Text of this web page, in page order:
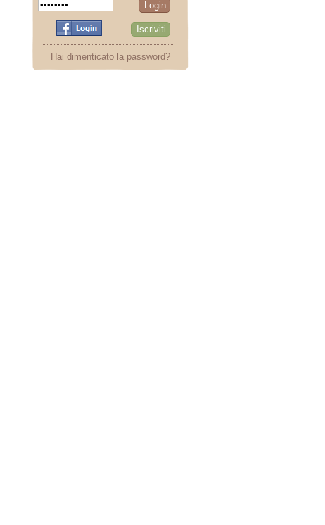
Hai dimenticato la password?